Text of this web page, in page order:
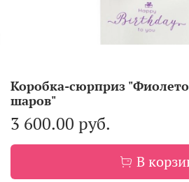
Коробка-сюрприз
шаров"
3 600.00 руб.
В